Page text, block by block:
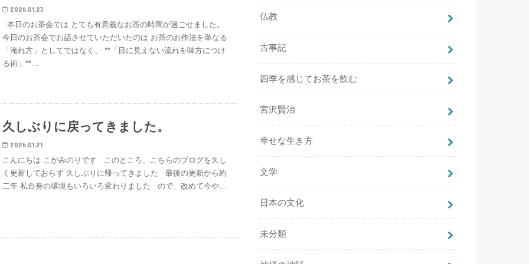
2026.01.23
本日のお茶会では とても有意義なお茶の時間が過ごせました。
今日のお茶会でお話させていただいたのは お茶のお作法を単なる
「淹れ方」としてではなく、 **「目に見えない流れを味方につけ
る術」**…
久しぶりに戻ってきました。
2026.01.21
こんにちは こがみのりです このところ、こちらのブログを久し
く更新しておらず 久しぶりに帰ってきました 最後の更新から約
二年 私自身の環境もいろいろ変わりました ので、改めて今や…
仏教
古事記
四季を感じてお茶を飲む
宮沢賢治
幸せな生き方
文学
日本の文化
未分類